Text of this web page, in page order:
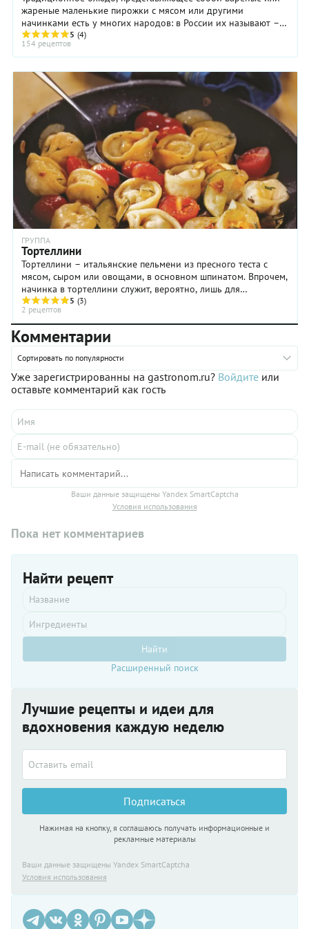
жареные маленькие пирожки с мясом или другими
начинками есть у многих народов: в России их называют –
пельмени, в Грузии – хинкали, в Средней Азии ...
5 (4)
154 рецептов
ГРУППА
Тортеллини
Тортеллини – итальянские пельмени из пресного теста с
мясом, сыром или овощами, в основном шпинатом. Впрочем,
начинка в тортеллини служит, вероятно, лишь для
минимального вкусового акцента ...
5 (3)
2 рецептов
Комментарии
Сортировать по популярности
Уже зарегистрированны на gastronom.ru? Войдите или
оставьте комментарий как гость
Ваши данные защищены Yandex SmartCaptcha
Условия использования
Пока нет комментариев
Найти рецепт
Найти
Расширенный поиск
Лучшие рецепты и идеи для
вдохновения каждую неделю
Подписаться
Нажимая на кнопку, я соглашаюсь получать информационные и
рекламные материалы
Ваши данные защищены Yandex SmartCaptcha
Условия использования